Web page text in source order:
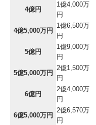
4億円
1億4,000万
円
4億5,000万円
1億6,500万
円
5億円
1億9,000万
円
5億5,000万円
2億1,500万
円
6億円
2億4,000万
円
6億5,000万円
2億6,570万
円